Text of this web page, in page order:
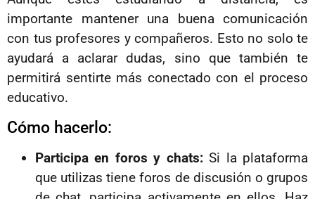
importante mantener una buena comunicación
con tus profesores y compañeros. Esto no solo te
ayudará a aclarar dudas, sino que también te
permitirá sentirte más conectado con el proceso
educativo.
Cómo hacerlo:
Participa en foros y chats:Si la plataforma
que utilizas tiene foros de discusión o grupos